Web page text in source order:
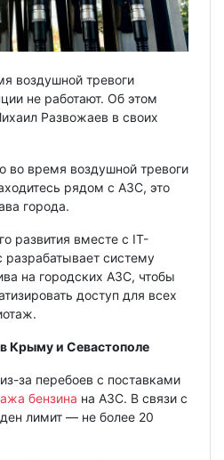
воздушной тревоги
не работают. Об этом
Развожаев в своих
во время воздушной тревоги
рядом с АЗС, это
города.
развития вместе с IT-
разрабатывает систему
на городских АЗС, чтобы
доступ для всех
Крыму и Севастополе
за перебоев с поставками
бензина на АЗС. В связи с
лимит — не более 20